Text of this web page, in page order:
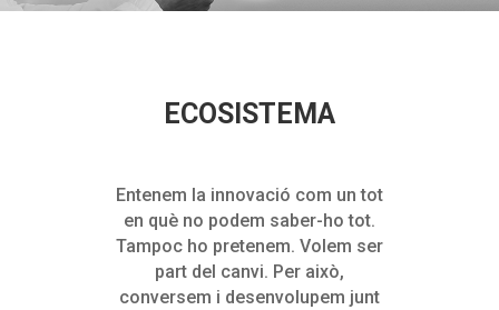
ECOSISTEMA
Entenem la innovació com un tot
en què no podem saber-ho tot.
Tampoc ho pretenem. Volem ser
part del canvi. Per això,
conversem i desenvolupem junt